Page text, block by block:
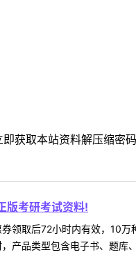
即获取本站资料解压缩密码
版考研考试资料!
券领取后72小时内有效，10
产品类型包含电子书、题库